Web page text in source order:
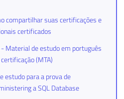
compartilhar suas certificações e
certificados
Material de estudo em português
(MTA)
estudo para a prova de
a SQL Database